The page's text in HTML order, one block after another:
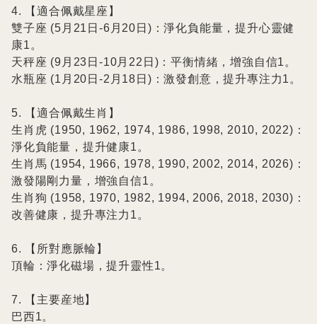
4. 【適合佩戴星座】
雙子座 (5月21日-6月20日)：淨化負能量，提升心靈健
康1。
天秤座 (9月23日-10月22日)：平衡情緒，增強自信1。
水瓶座 (1月20日-2月18日)：激發創意，提升專注力1。
5. 【適合佩戴生肖】
生肖虎 (1950, 1962, 1974, 1986, 1998, 2010, 2022)：
淨化負能量，提升健康1。
生肖馬 (1954, 1966, 1978, 1990, 2002, 2014, 2026)：
激發陽剛力量，增強自信1。
生肖狗 (1958, 1970, 1982, 1994, 2006, 2018, 2030)：
改善健康，提升專注力1。
6. 【所對應脈輪】
頂輪：淨化磁場，提升靈性1。
7. 【主要産地】
巴西1。